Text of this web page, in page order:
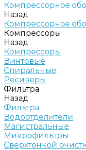
Компрессорное
Назад
Компрессорное
Компрессоры
Назад
Компрессоры
Винтовые
Спиральные
Ресиверы
Фильтра
Назад
Фильтра
Водоотделители
Магистральные
Микрофильтры
Сверхтонкой